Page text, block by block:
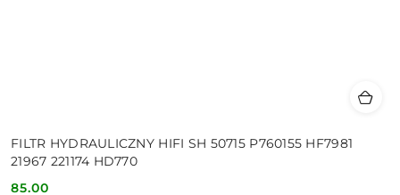
FILTR HYDRAULICZNY HIFI SH 50715 P760155 HF7981
21967 221174 HD770
85.00